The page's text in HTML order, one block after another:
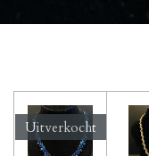
Uitverkocht